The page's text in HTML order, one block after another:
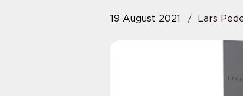
19 August 2021 Lars